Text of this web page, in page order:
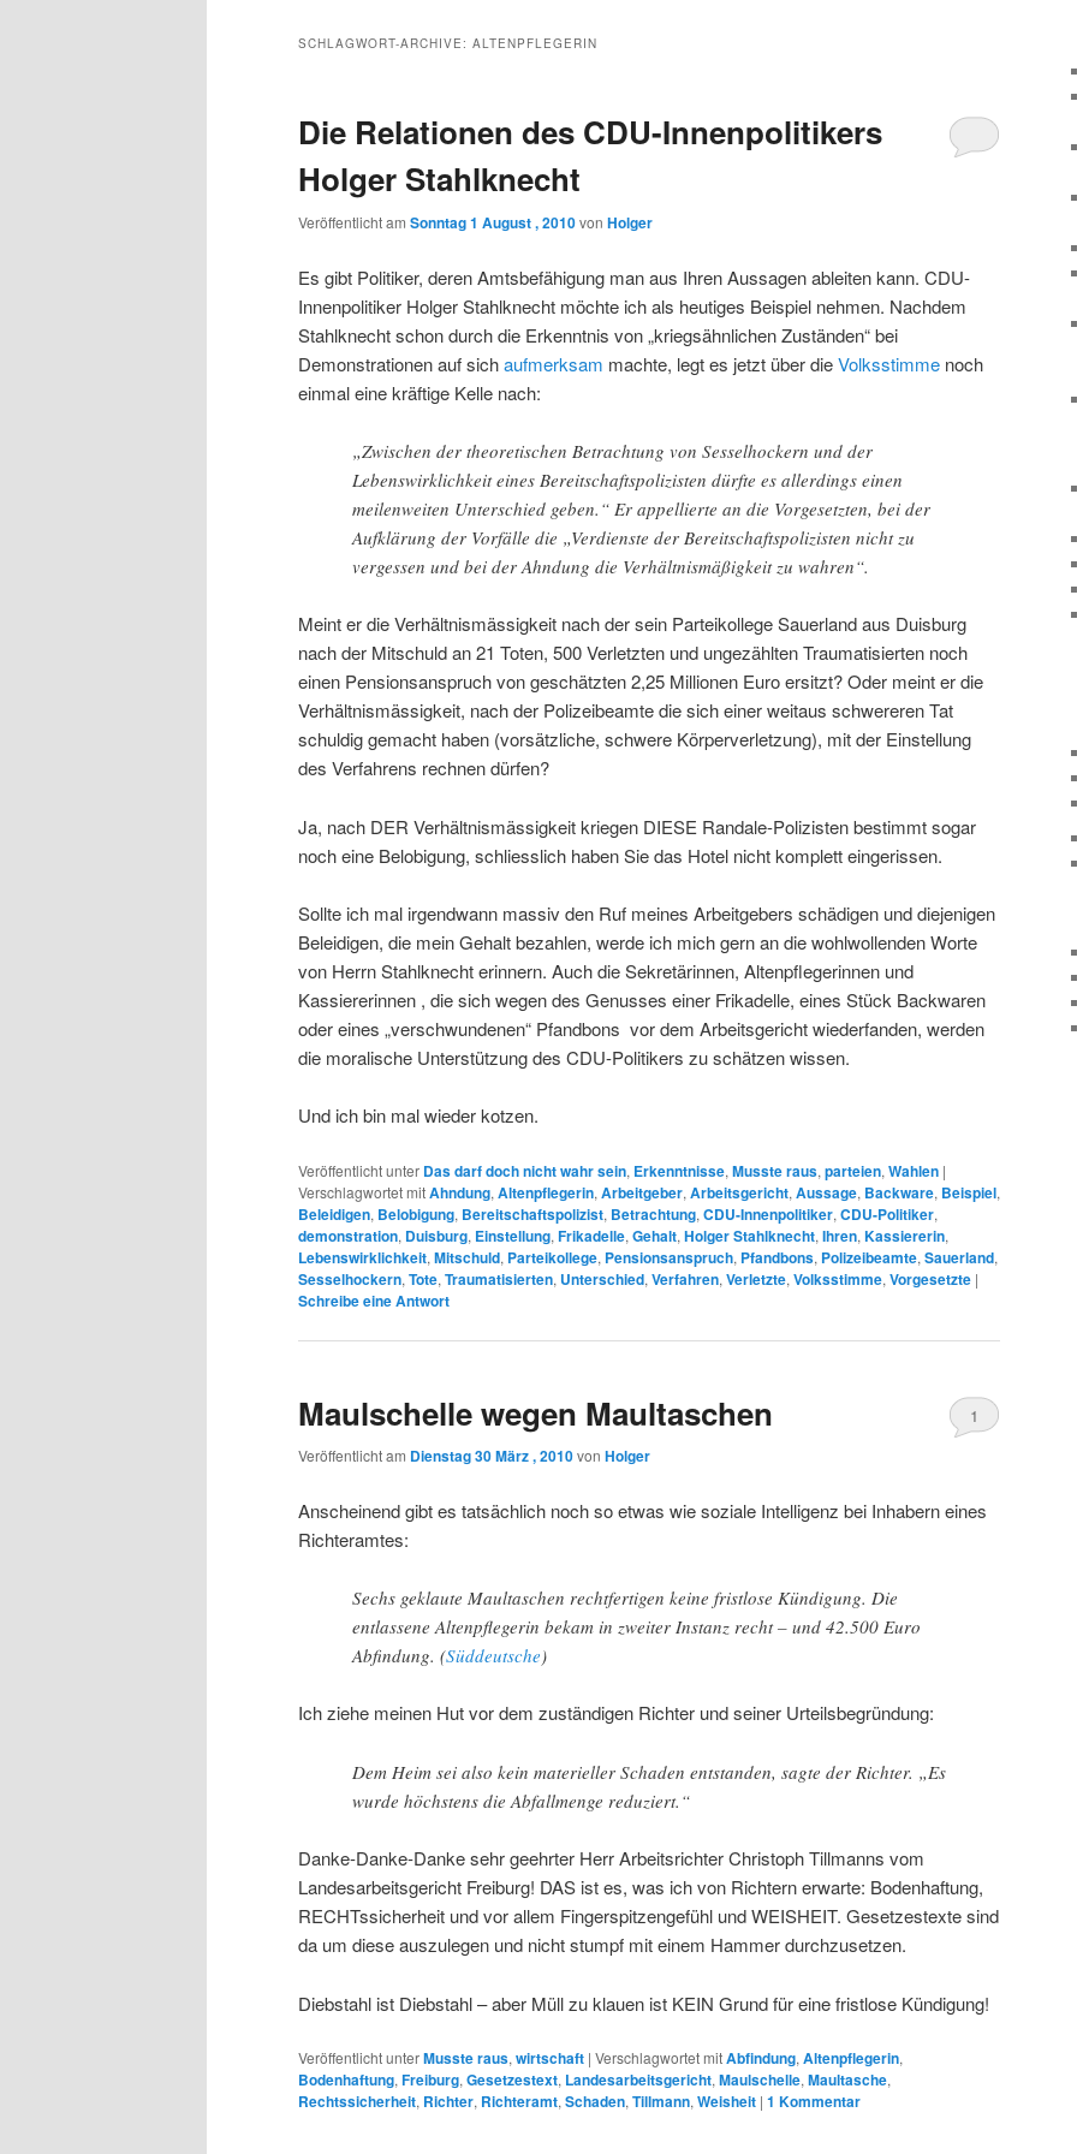
wechseln
SCHLAGWORT-ARCHIVE: ALTENPFLEGERIN
Die Relationen des CDU-Innenpolitikers
Holger Stahlknecht
Veröffentlicht am Sonntag 1 August , 2010von Holger
Es gibt Politiker, deren Amtsbefähigung man aus Ihren Aussagen ableiten kann. CDU-
Innenpolitiker Holger Stahlknecht möchte ich als heutiges Beispiel nehmen. Nachdem
Stahlknecht schon durch die Erkenntnis von „kriegsähnlichen Zuständen“ bei
Demonstrationen auf sichaufmerksam machte, legt es jetzt über dieVolksstimme noch
einmal eine kräftige Kelle nach:
„Zwischen der theoretischen Betrachtung von Sesselhockern und der
Lebenswirklichkeit eines Bereitschaftspolizisten dürfte es allerdings einen
meilenweiten Unterschied geben.“ Er appellierte an die Vorgesetzten, bei der
Aufklärung der Vorfälle die „Verdienste der Bereitschaftspolizisten nicht zu
vergessen und bei der Ahndung die Verhältnismäßigkeit zu wahren“.
Meint er die Verhältnismässigkeit nach der sein Parteikollege Sauerland aus Duisburg
nach der Mitschuld an 21 Toten, 500 Verletzten und ungezählten Traumatisierten noch
einen Pensionsanspruch von geschätzten 2,25 Millionen Euro ersitzt? Oder meint er die
Verhältnismässigkeit, nach der Polizeibeamte die sich einer weitaus schwereren Tat
schuldig gemacht haben (vorsätzliche, schwere Körperverletzung), mit der Einstellung
des Verfahrens rechnen dürfen?
Ja, nach DER Verhältnismässigkeit kriegen DIESE Randale-Polizisten bestimmt sogar
noch eine Belobigung, schliesslich haben Sie das Hotel nicht komplett eingerissen.
Sollte ich mal irgendwann massiv den Ruf meines Arbeitgebers schädigen und diejenigen
Beleidigen, die mein Gehalt bezahlen, werde ich mich gern an die wohlwollenden Worte
von Herrn Stahlknecht erinnern. Auch die Sekretärinnen, Altenpflegerinnen und
Kassiererinnen , die sich wegen des Genusses einer Frikadelle, eines Stück Backwaren
oder eines „verschwundenen“ Pfandbons vor dem Arbeitsgericht wiederfanden, werden
die moralische Unterstützung des CDU-Politikers zu schätzen wissen.
Und ich bin mal wieder kotzen.
Veröffentlicht unter Das darf doch nicht wahr sein, Erkenntnisse, Musste raus, parteien, Wahlen |
Verschlagwortet mitAhndung, Altenpflegerin, Arbeitgeber, Arbeitsgericht, Aussage, Backware, Beispiel,
Beleidigen, Belobigung, Bereitschaftspolizist, Betrachtung, CDU-Innenpolitiker, CDU-Politiker,
demonstration, Duisburg, Einstellung, Frikadelle, Gehalt, Holger Stahlknecht, Ihren, Kassiererin,
Lebenswirklichkeit, Mitschuld, Parteikollege, Pensionsanspruch, Pfandbons, Polizeibeamte, Sauerland,
Sesselhockern, Tote, Traumatisierten, Unterschied, Verfahren, Verletzte, Volksstimme, Vorgesetzte |
Schreibe eine Antwort
Maulschelle wegen Maultaschen
Veröffentlicht am Dienstag 30 März , 2010von Holger
1
Anscheinend gibt es tatsächlich noch so etwas wie soziale Intelligenz bei Inhabern eines
Richteramtes:
Sechs geklaute Maultaschen rechtfertigen keine fristlose Kündigung. Die
entlassene Altenpflegerin bekam in zweiter Instanz recht – und 42.500 Euro
Abfindung. (Süddeutsche)
Ich ziehe meinen Hut vor dem zuständigen Richter und seiner Urteilsbegründung:
Dem Heim sei also kein materieller Schaden entstanden, sagte der Richter. „Es
wurde höchstens die Abfallmenge reduziert.“
Danke-Danke-Danke sehr geehrter Herr Arbeitsrichter Christoph Tillmanns vom
Landesarbeitsgericht Freiburg! DAS ist es, was ich von Richtern erwarte: Bodenhaftung,
RECHTssicherheit und vor allem Fingerspitzengefühl und WEISHEIT. Gesetzestexte sind
da um diese auszulegen und nicht stumpf mit einem Hammer durchzusetzen.
Diebstahl ist Diebstahl – aber Müll zu klauen ist KEIN Grund für eine fristlose Kündigung!
Veröffentlicht unterMusste raus, wirtschaft | Verschlagwortet mitAbfindung, Altenpflegerin,
Bodenhaftung, Freiburg, Gesetzestext, Landesarbeitsgericht, Maulschelle, Maultasche,
Rechtssicherheit, Richter, Richteramt, Schaden, Tillmann, Weisheit | 1 Kommentar